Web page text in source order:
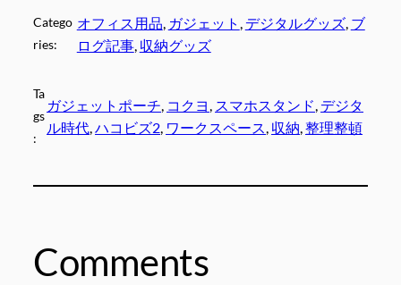
Catego
ries:
オフィス用品, ガジェット , デジタルグッズ, ブ
ログ記事, 収納グッズ
Ta
gs
:
ガジェットポーチ, コクヨ , スマホスタンド, デジタ
ル時代, ハコビズ2, ワークスペース, 収納, 整理整頓
Comments